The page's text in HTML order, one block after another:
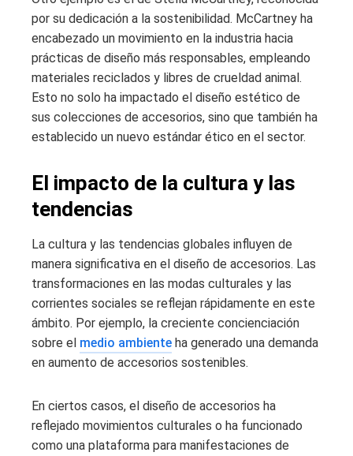
por su dedicación a la sostenibilidad. McCartney ha
encabezado un movimiento en la industria hacia
prácticas de diseño más responsables, empleando
materiales reciclados y libres de crueldad animal.
Esto no solo ha impactado el diseño estético de
sus colecciones de accesorios, sino que también ha
establecido un nuevo estándar ético en el sector.
El impacto de la cultura y las
tendencias
La cultura y las tendencias globales influyen de
manera significativa en el diseño de accesorios. Las
transformaciones en las modas culturales y las
corrientes sociales se reflejan rápidamente en este
ámbito. Por ejemplo, la creciente concienciación
sobre el medio ambiente ha generado una demanda
en aumento de accesorios sostenibles.
En ciertos casos, el diseño de accesorios ha
reflejado movimientos culturales o ha funcionado
como una plataforma para manifestaciones de